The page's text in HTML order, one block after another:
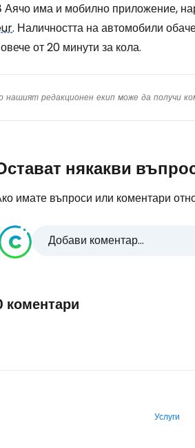
Аячо има и мобилно приложение,
. Наличността на автомобили
от 20 минути за кола.
редакционен екип може да получи
някакви
имате въпроси или коментари
Добави коментар...
коментари
Услуги